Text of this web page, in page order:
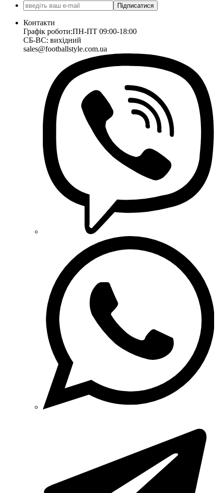
Підписатися
Контакти
Графік роботи:ПН-ПТ 09:00-18:00
СБ-ВС: вихідний
sales@footballstyle.com.ua